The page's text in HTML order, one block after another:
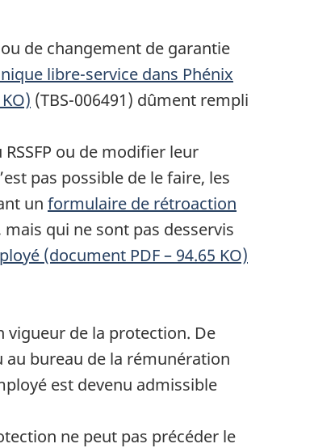
de changement de garantie
libre-service dans Phénix
(TBS-006491) dûment rempli
ou de modifier leur
pas possible de le faire, les
un formulaire de rétroaction
qui ne sont pas desservis
(document PDF – 94.65 KO)
vigueur de la protection. De
au bureau de la rémunération
est devenu admissible
ne peut pas précéder le